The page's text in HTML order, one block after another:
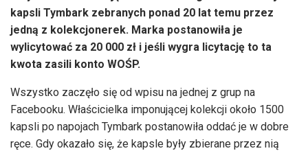
kapsli Tymbark zebranych ponad 20 lat temu przez
jedną z kolekcjonerek. Marka postanowiła je
wylicytować za 20 000 zł i jeśli wygra licytację to ta
kwota zasili konto WOŚP.
Wszystko zaczęło się od wpisu na jednej z grup na
Facebooku. Właścicielka imponującej kolekcji około 1500
kapsli po napojach Tymbark postanowiła oddać je w dobre
ręce. Gdy okazało się, że kapsle były zbierane przez nią